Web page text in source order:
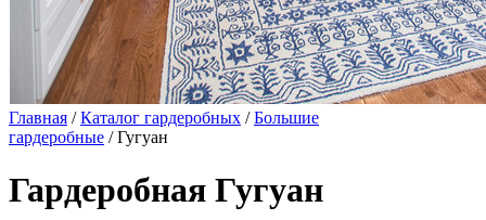
Главная /Каталог гардеробных /Большие
гардеробные / Гугуан
Гардеробная Гугуан